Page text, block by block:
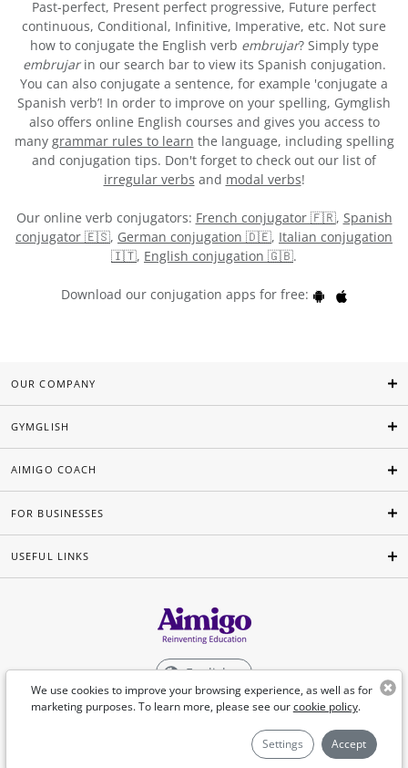
Past-perfect, Present perfect progressive, Future perfect
continuous, Conditional, Infinitive, Imperative, etc. Not sure
how to conjugate the English verb embrujar? Simply type
embrujarin our search bar to view its Spanish conjugation.
You can also conjugate a sentence, for example 'conjugate a
Spanish verb’! In order to improve on your spelling, Gymglish
also offers online English courses and gives you access to
many grammar rules to learn the language, including spelling
and conjugation tips. Don't forget to check out our list of
irregular verbs and modal verbs!
Our online verb conjugators: French conjugator 🇫🇷, Spanish
conjugator 🇪🇸, German conjugation 🇩🇪, Italian conjugation
🇮🇹, English conjugation 🇬🇧.
Download our conjugation apps for free:
We use cookies to improve your browsing experience, as well as for
marketing purposes. To learn more, please see ourcookie policy.
Settings Accept
OUR COMPANY
GYMGLISH
AIMIGO COACH
FOR BUSINESSES
USEFUL LINKS
English
©Aimigo 2026